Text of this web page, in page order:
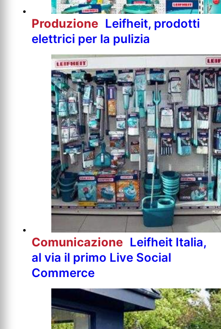
Produzione Leifheit, prodotti
elettrici per la pulizia
Comunicazione Leifheit Italia,
al via il primo Live Social
Commerce